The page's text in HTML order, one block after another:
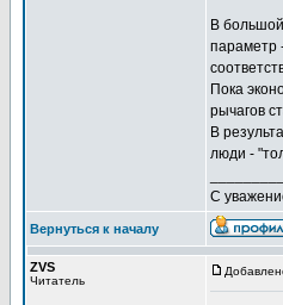
В
параметр
Пока
рычагов
В
люди -
С
Вернуться к началу
ZVS
Читатель